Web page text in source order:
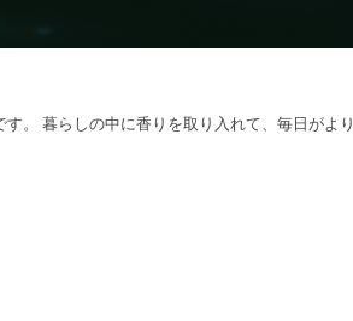
。 暮らしの中に香りを取り入れて、毎日がより